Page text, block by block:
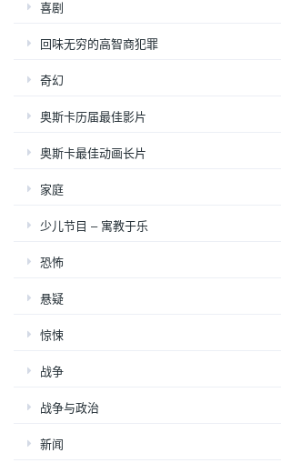
喜剧
回味无穷的高智商犯罪
奇幻
奥斯卡历届最佳影片
奥斯卡最佳动画长片
家庭
少儿节目 – 寓教于乐
恐怖
悬疑
惊悚
战争
战争与政治
新闻